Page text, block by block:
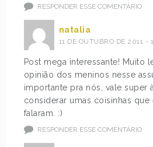
RESPONDER ESSE COMENTÁRIO
natalia
11 DE OUTUBRO DE 2011 -
Post mega interessante! Muito
opinião dos meninos nesse
importante pra nós, vale super
considerar umas coisinhas que
falaram. :)
RESPONDER ESSE COMENTÁRIO